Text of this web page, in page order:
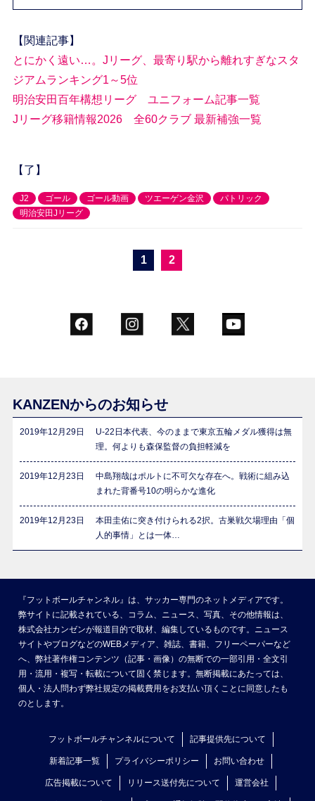
【関連記事】
とにかく遠い…。Jリーグ、最寄り駅から離れすぎなスタ
ジアムランキング1～5位
明治安田百年構想リーグ ユニフォーム記事一覧
Jリーグ移籍情報2026 全60クラブ 最新補強一覧
【了】
J2 ゴール ゴール動画 ツエーゲン金沢
パトリック
明治安田Jリーグ
1 2
KANZENからのお知らせ
2019年12月29日
U-22日本代表、今のままで東京五輪メダル獲得は無
理。何よりも森保監督の負担軽減を
2019年12月23日
中島翔哉はポルトに不可欠な存在へ。戦術に組み込
まれた背番号10の明らかな進化
2019年12月23日
本田圭佑に突き付けられる2択。古巣戦欠場理由「個
人的事情」とは一体…
『フットボールチャンネル』は、サッカー専門のネットメディアです。
弊サイトに記載されている、コラム、ニュース、写真、その他情報は、
株式会社カンゼンが報道目的で取材、編集しているものです。ニュース
サイトやブログなどのWEBメディア、雑誌、書籍、フリーペーパーなど
へ、弊社著作権コンテンツ（記事・画像）の無断での一部引用・全文引
用・流用・複写・転載について固く禁じます。無断掲載にあたっては、
個人・法人問わず弊社規定の掲載費用をお支払い頂くことに同意したも
のとします。
フットボールチャンネルについて 記事提供先について
新着記事一覧 プライバシーポリシー お問い合わせ
広告掲載について リリース送付先について 運営会社